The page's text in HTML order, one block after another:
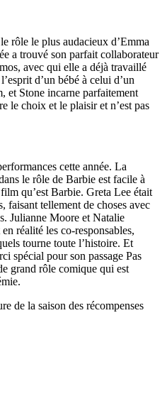
rôle le plus audacieux d’Emma
a trouvé son parfait collaborateur
avec qui elle a déjà travaillé
d’un bébé à celui d’un
et Stone incarne parfaitement
le choix et le plaisir et n’est pas
cette année. La
le rôle de Barbie est facile à
qu’est Barbie. Greta Lee était
faisant tellement de choses avec
Julianne Moore et Natalie
réalité les co-responsables,
tourne toute l’histoire. Et
spécial pour son passage Pas
grand rôle comique qui est
de la saison des récompenses